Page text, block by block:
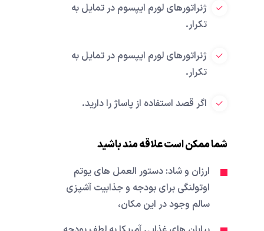
ژنراتورهای لورم ایپسوم در تمایل به
تکرار.
ژنراتورهای لورم ایپسوم در تمایل به
تکرار.
اگر قصد استفاده از پاساژ را دارید.
شما ممکن است علاقه مند باشید
ارزان و شاد: دستور العمل های یوتم
اوتولنگی برای بودجه و جذابیت آشپزی
سالم وجود در این مکان،